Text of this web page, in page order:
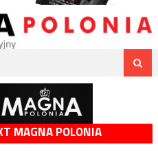
MAGNA POLONIA